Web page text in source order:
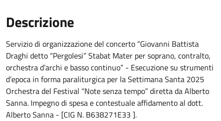
Descrizione
Servizio di organizzazione del concerto “Giovanni Battista
Draghi detto “Pergolesi” Stabat Mater per soprano, contralto,
orchestra d’archi e basso continuo” - Esecuzione su strumenti
d’epoca in forma paraliturgica per la Settimana Santa 2025
Orchestra del Festival “Note senza tempo” diretta da Alberto
Sanna. Impegno di spesa e contestuale affidamento al dott.
Alberto Sanna - [CIG N. B638271E33 ].